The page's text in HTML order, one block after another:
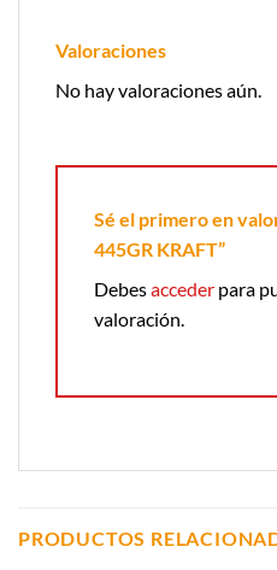
Valoraciones
No hay valoraciones aún.
Sé el primero en
445GR KRAFT”
Debesacceder para
valoración.
PRODUCTOS